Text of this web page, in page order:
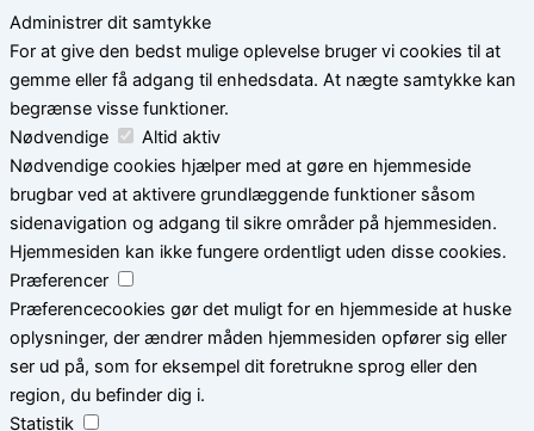
Administrer dit samtykke
For at give den bedst mulige oplevelse bruger vi cookies til at
gemme eller få adgang til enhedsdata. At nægte samtykke kan
begrænse visse funktioner.
Nødvendige
Altid aktiv
Nødvendige cookies hjælper med at gøre en hjemmeside
brugbar ved at aktivere grundlæggende funktioner såsom
sidenavigation og adgang til sikre områder på hjemmesiden.
Hjemmesiden kan ikke fungere ordentligt uden disse cookies.
Præferencer
Præferencecookies gør det muligt for en hjemmeside at huske
oplysninger, der ændrer måden hjemmesiden opfører sig eller
ser ud på, som for eksempel dit foretrukne sprog eller den
region, du befinder dig i.
Statistik